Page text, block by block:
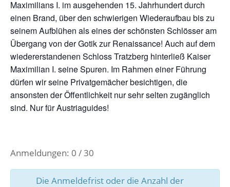
Maximilians I. im ausgehenden 15. Jahrhundert durch
einen Brand, über den schwierigen Wiederaufbau bis zu
seinem Aufblühen als eines der schönsten Schlösser am
Übergang von der Gotik zur Renaissance! Auch auf dem
wiedererstandenen Schloss Tratzberg hinterließ Kaiser
Maximilian I. seine Spuren. Im Rahmen einer Führung
dürfen wir seine Privatgemächer besichtigen, die
ansonsten der Öffentlichkeit nur sehr selten zugänglich
sind. Nur für Austriaguides!
Anmeldungen: 0 / 30
Die Anmeldefrist oder die Anzahl der